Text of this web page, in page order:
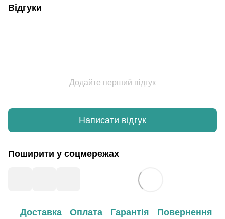
Відгуки
Додайте перший відгук
Написати відгук
Поширити у соцмережах
Доставка Оплата Гарантія Повернення